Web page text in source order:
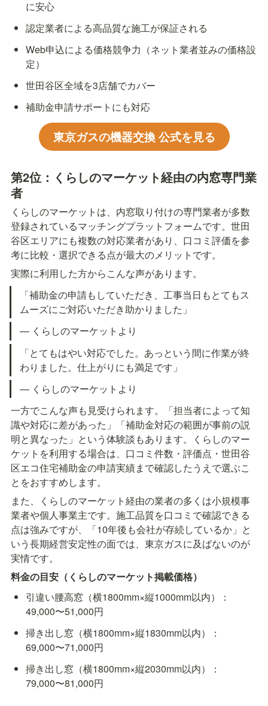
に安心
認定業者による高品質な施工が保証される
Web申込による価格競争力（ネット業者並みの価格設
定）
世田谷区全域を3店舗でカバー
補助金申請サポートにも対応
東京ガスの機器交換 公式を見る
第2位：くらしのマーケット経由の内窓専門業
者
くらしのマーケットは、内窓取り付けの専門業者が多数
登録されているマッチングプラットフォームです。世田
谷区エリアにも複数の対応業者があり、口コミ評価を参
考に比較・選択できる点が最大のメリットです。
実際に利用した方からこんな声があります。
「補助金の申請もしていただき、工事当日もとてもス
ムーズにご対応いただき助かりました」
— くらしのマーケットより
「とてもはやい対応でした。あっという間に作業が終
わりました。仕上がりにも満足です」
— くらしのマーケットより
一方でこんな声も見受けられます。「担当者によって知
識や対応に差があった」「補助金対応の範囲が事前の説
明と異なった」という体験談もあります。くらしのマー
ケットを利用する場合は、口コミ件数・評価点・世田谷
区エコ住宅補助金の申請実績まで確認したうえで選ぶこ
とをおすすめします。
また、くらしのマーケット経由の業者の多くは小規模事
業者や個人事業主です。施工品質を口コミで確認できる
点は強みですが、「10年後も会社が存続しているか」と
いう長期経営安定性の面では、東京ガスに及ばないのが
実情です。
料金の目安（くらしのマーケット掲載価格）
引違い腰高窓（横1800mm×縦1000mm以内）：
49,000〜51,000円
掃き出し窓（横1800mm×縦1830mm以内）：
69,000〜71,000円
掃き出し窓（横1800mm×縦2030mm以内）：
79,000〜81,000円